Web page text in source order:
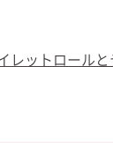
レットロール